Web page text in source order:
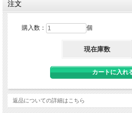
注文
購入数： 個
現在庫数
返品についての詳細はこちら